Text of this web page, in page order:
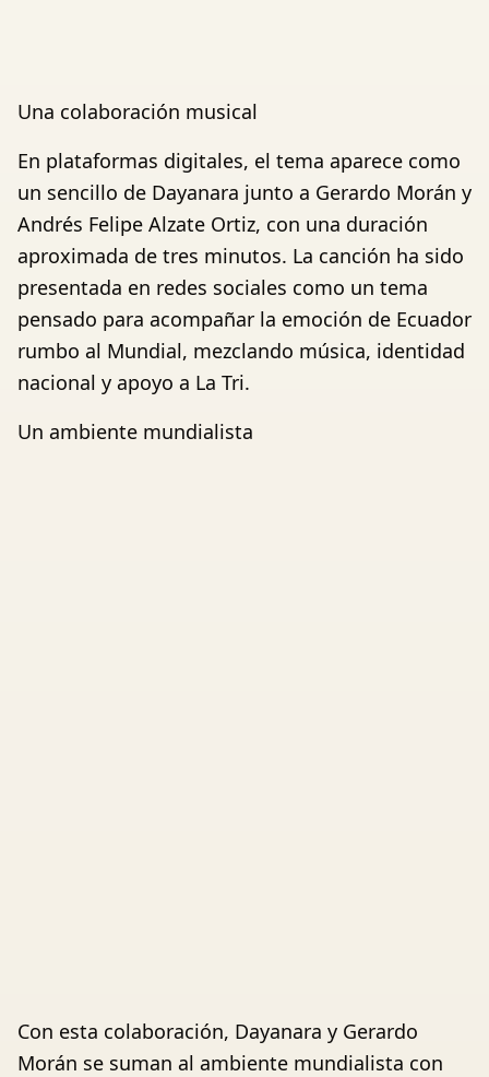
Una colaboración musical
En plataformas digitales, el tema aparece como
un sencillo de Dayanara junto a Gerardo Morán y
Andrés Felipe Alzate Ortiz, con una duración
aproximada de tres minutos. La canción ha sido
presentada en redes sociales como un tema
pensado para acompañar la emoción de Ecuador
rumbo al Mundial, mezclando música, identidad
nacional y apoyo a La Tri.
Un ambiente mundialista
Con esta colaboración, Dayanara y Gerardo
Morán se suman al ambiente mundialista con